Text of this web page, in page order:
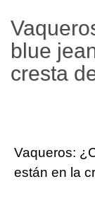
blue
cresta
Vaqueros:
están en la